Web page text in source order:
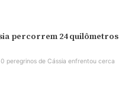
percorrem 24 quilômetros
peregrinos de Cássia enfrentou cerca